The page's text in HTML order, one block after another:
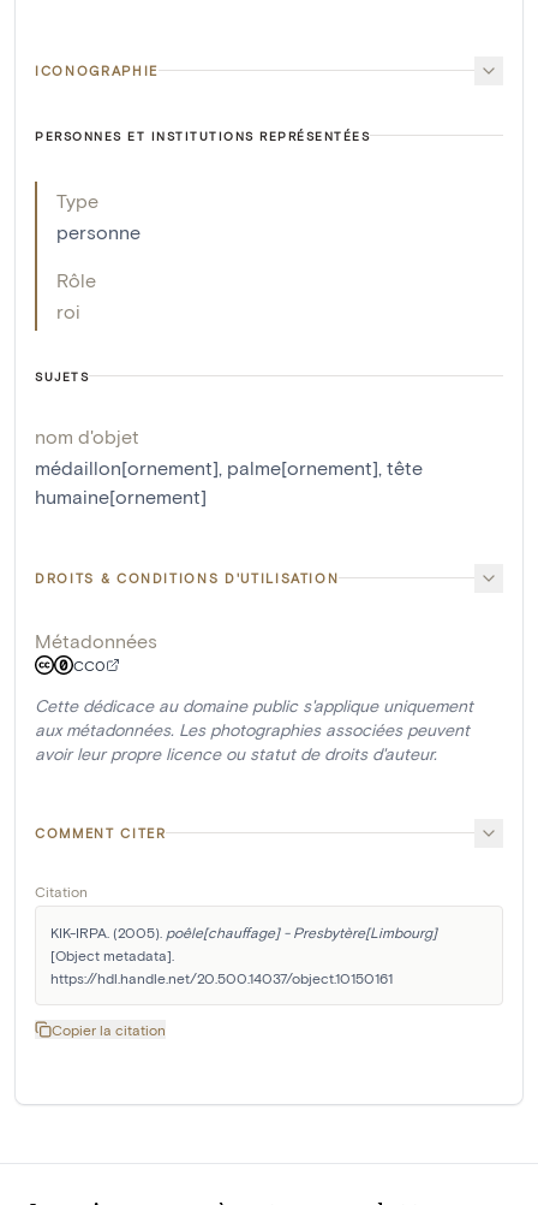
ICONOGRAPHIE
PERSONNES ET INSTITUTIONS REPRÉSENTÉES
Type
personne
Rôle
roi
SUJETS
nom d'objet
médaillon[ornement], palme[ornement], tête
humaine[ornement]
DROITS & CONDITIONS D'UTILISATION
Métadonnées
CC0
Cette dédicace au domaine public s'applique uniquement
aux métadonnées. Les photographies associées peuvent
avoir leur propre licence ou statut de droits d'auteur.
COMMENT CITER
Citation
KIK-IRPA. (2005). poêle[chauffage] - Presbytère[Limbourg]
[Object metadata].
https://hdl.handle.net/20.500.14037/object.10150161
Copier la citation